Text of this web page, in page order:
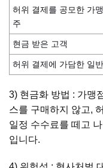
허위 결제를 공모한 가
주
현금 받은 고객
허위 결제에 가담한 일
3) 현금화 방법 : 가맹
스를 구매하지 않고,
일정 수수료를 떼고
입니다.